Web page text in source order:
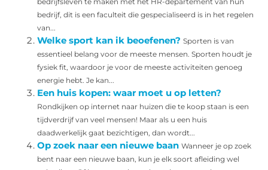
bedrijf, dit is een faculteit die gespecialiseerd is in het regelen
van...
Welke sport kan ik beoefenen? Sporten is van
essentieel belang voor de meeste mensen. Sporten houdt je
fysiek fit, waardoor je voor de meeste activiteiten genoeg
energie hebt. Je kan...
Een huis kopen: waar moet u op letten?
Rondkijken op internet naar huizen die te koop staan is een
tijdverdrijf van veel mensen! Maar als u een huis
daadwerkelijk gaat bezichtigen, dan wordt...
Op zoek naar een nieuwe baan Wanneer je op zoek
bent naar een nieuwe baan, kun je elk soort afleiding wel